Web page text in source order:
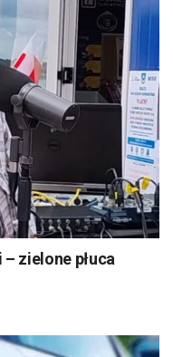
zielone płuca